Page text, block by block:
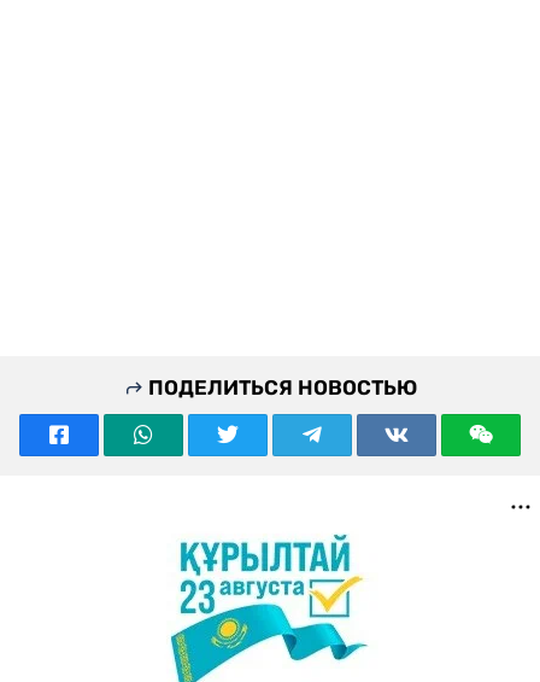
ПОДЕЛИТЬСЯ НОВОСТЬЮ